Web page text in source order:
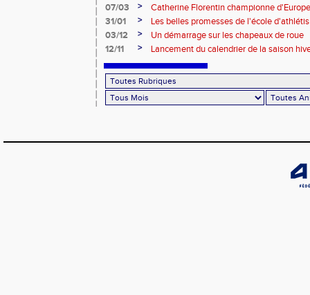
07/03
>
Catherine Florentin championne
31/01
>
Les belles promesses de l'école
03/12
>
Un démarrage sur les chapeaux de roue
12/11
> Lancement du calendrier de la saison